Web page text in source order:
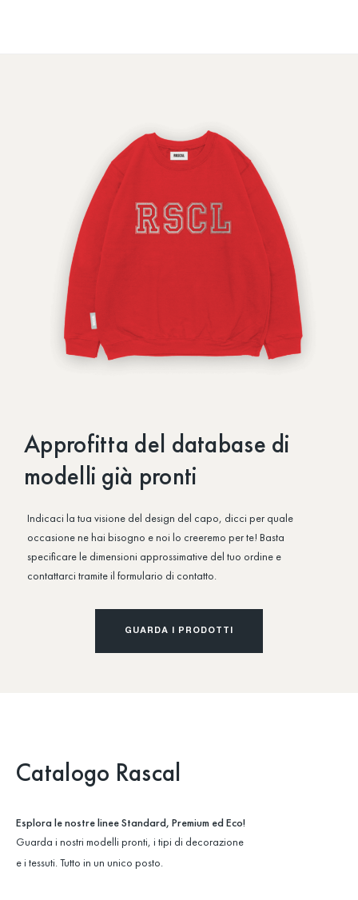
Approfitta del database di
modelli già pronti
Indicaci la tua visione del design del capo, dicci per quale
occasione ne hai bisogno e noi lo creeremo per te! Basta
specificare le dimensioni approssimative del tuo ordine e
contattarci tramite il formulario di contatto.
GUARDA I PRODOTTI
Catalogo Rascal
Esplora le nostre linee Standard, Premium ed Eco!
Guarda i nostri modelli pronti, i tipi di decorazione
e i tessuti. Tutto in un unico posto.